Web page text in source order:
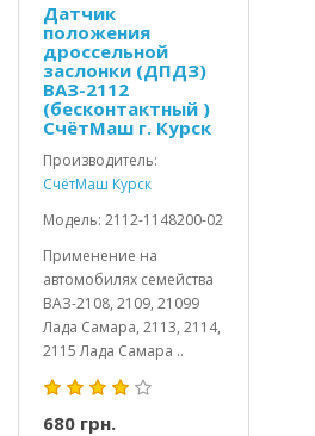
Датчик
положения
дроссельной
заслонки (ДПДЗ)
ВАЗ-2112
(бесконтактный )
СчётМаш г. Курск
Производитель:
СчётМаш Курск
Модель: 2112-1148200-02
Применение на
автомобилях семейства
ВАЗ-2108, 2109, 21099
Лада Самара, 2113, 2114,
2115 Лада Самара ..
680 грн.